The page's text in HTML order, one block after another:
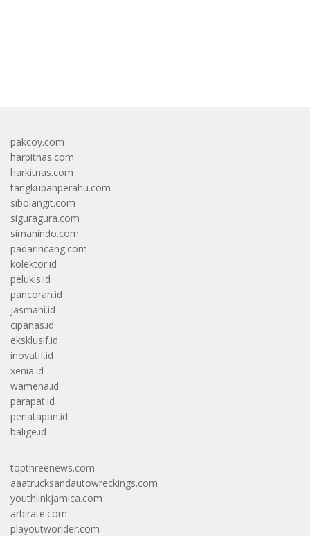
pakcoy.com
harpitnas.com
harkitnas.com
tangkubanperahu.com
sibolangit.com
siguragura.com
simanindo.com
padarincang.com
kolektor.id
pelukis.id
pancoran.id
jasmani.id
cipanas.id
eksklusif.id
inovatif.id
xenia.id
wamena.id
parapat.id
penatapan.id
balige.id
topthreenews.com
aaatrucksandautowreckings.com
youthlinkjamica.com
arbirate.com
playoutworlder.com